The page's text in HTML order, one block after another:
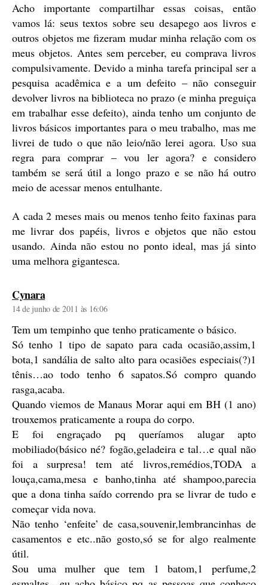
Acho importante compartilhar essas coisas, então
vamos lá: seus textos sobre seu desapego aos livros e
outros objetos me fizeram mudar minha relação com os
meus objetos. Antes sem perceber, eu comprava livros
compulsivamente. Devido a minha tarefa principal ser a
pesquisa acadêmica e a um defeito – não conseguir
devolver livros na biblioteca no prazo (e minha preguiça
em trabalhar esse defeito), ainda tenho um conjunto de
livros básicos importantes para o meu trabalho, mas me
livrei de tudo o que não leio/não lerei agora. Uso sua
regra para comprar – vou ler agora? e considero
também se será útil a longo prazo e se não há outro
meio de acessar menos entulhante.
A cada 2 meses mais ou menos tenho feito faxinas para
me livrar dos papéis, livros e objetos que não estou
usando. Ainda não estou no ponto ideal, mas já sinto
uma melhora gigantesca.
Cynaradiz:
14 de junho de 2011 às 16:06
Tem um tempinho que tenho praticamente o básico.
Só tenho 1 tipo de sapato para cada ocasião,assim,1
bota,1 sandália de salto alto para ocasiões especiais(?)1
tênis…ao todo tenho 6 sapatos.Só compro quando
rasga,acaba.
Quando viemos de Manaus Morar aqui em BH (1 ano)
trouxemos praticamente a roupa do corpo.
E foi engraçado pq queríamos alugar apto
mobiliado(básico né? fogão,geladeira e tal…e qual não
foi a surpresa! tem até livros,remédios,TODA a
louça,cama,mesa e banho,tinha até shampoo,parecia
que a dona tinha saído correndo pra se livrar de tudo e
começar vida nova.
Não tenho ‘enfeite’ de casa,souvenir,lembrancinhas de
casamentos e etc..não gosto,só se for algo realmente
útil.
Sou uma mulher que tem 1 batom,1 perfume,2